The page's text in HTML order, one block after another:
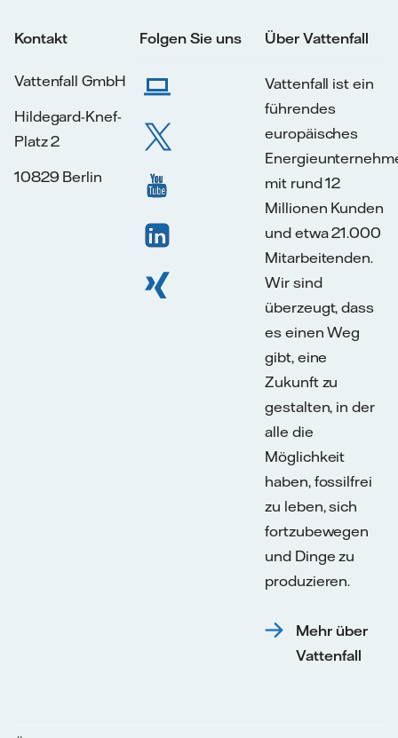
Kontakt
Vattenfall GmbH
Hildegard-Knef-
Platz 2
10829 Berlin
Folgen Sie uns Über Vattenfall
Vattenfall ist ein
führendes
europäisches
mit rund 12
Millionen Kunden
und etwa 21.000
Mitarbeitenden.
Wir sind
überzeugt, dass
es einen Weg
gibt, eine
Zukunft zu
gestalten, in der
alle die
Möglichkeit
haben, fossilfrei
zu leben, sich
fortzubewegen
und Dinge zu
produzieren.
Mehr über
Vattenfall